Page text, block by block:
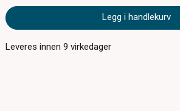
Legg i handlekurv
Leveres innen9 virkedager